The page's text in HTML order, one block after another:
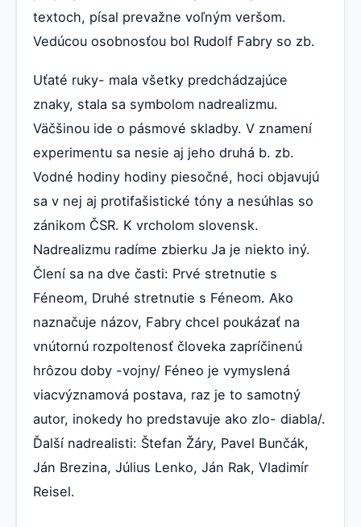
textoch, písal prevažne voľným veršom.
Vedúcou osobnosťou bol Rudolf Fabry so zb.
Uťaté ruky- mala všetky predchádzajúce
znaky, stala sa symbolom nadrealizmu.
Väčšinou ide o pásmové skladby. V znamení
experimentu sa nesie aj jeho druhá b. zb.
Vodné hodiny hodiny piesočné, hoci objavujú
sa v nej aj protifašistické tóny a nesúhlas so
zánikom ČSR. K vrcholom slovensk.
Nadrealizmu radíme zbierku Ja je niekto iný.
Člení sa na dve časti: Prvé stretnutie s
Féneom, Druhé stretnutie s Féneom. Ako
naznačuje názov, Fabry chcel poukázať na
vnútornú rozpoltenosť človeka zapríčinenú
hrôzou doby -vojny/ Féneo je vymyslená
viacvýznamová postava, raz je to samotný
autor, inokedy ho predstavuje ako zlo- diabla/.
Ďalší nadrealisti: Štefan Žáry, Pavel Bunčák,
Ján Brezina, Július Lenko, Ján Rak, Vladimír
Reisel.